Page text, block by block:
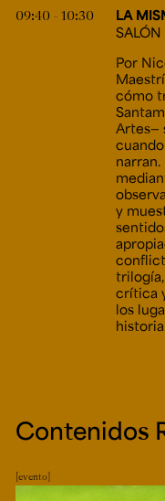
09:40 - 10:30
LA
Por
cómo
Artes—
y
crítica
los
Contenidos
evento